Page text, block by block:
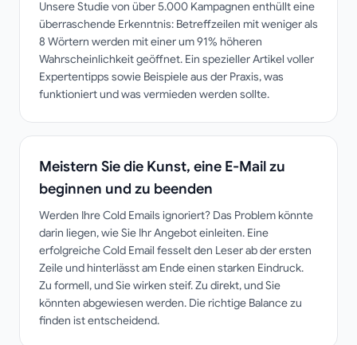
Unsere Studie von über 5.000 Kampagnen enthüllt eine
überraschende Erkenntnis: Betreffzeilen mit weniger als
8 Wörtern werden mit einer um 91% höheren
Wahrscheinlichkeit geöffnet. Ein spezieller Artikel voller
Expertentipps sowie Beispiele aus der Praxis, was
funktioniert und was vermieden werden sollte.
Meistern Sie die Kunst, eine E-Mail zu
beginnen und zu beenden
Werden Ihre Cold Emails ignoriert? Das Problem könnte
darin liegen, wie Sie Ihr Angebot einleiten. Eine
erfolgreiche Cold Email fesselt den Leser ab der ersten
Zeile und hinterlässt am Ende einen starken Eindruck.
Zu formell, und Sie wirken steif. Zu direkt, und Sie
könnten abgewiesen werden. Die richtige Balance zu
finden ist entscheidend.